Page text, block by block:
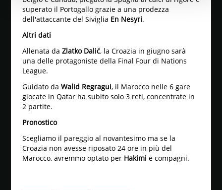
superato il Portogallo grazie a una prodezza
dell'attaccante del Siviglia En Nesyri.
Altri dati
Allenata da Zlatko Dalić, la Croazia in giugno sarà
una delle protagoniste della Final Four di Nations
League.
Guidato da Walid Regragui, il Marocco nelle 6 gare
giocate in Qatar ha subito solo 3 reti, concentrate in
2 partite.
Pronostico
Scegliamo il pareggio al novantesimo ma se la
Croazia non avesse riposato 24 ore in più del
Marocco, avremmo optato per Hakimi e compagni.